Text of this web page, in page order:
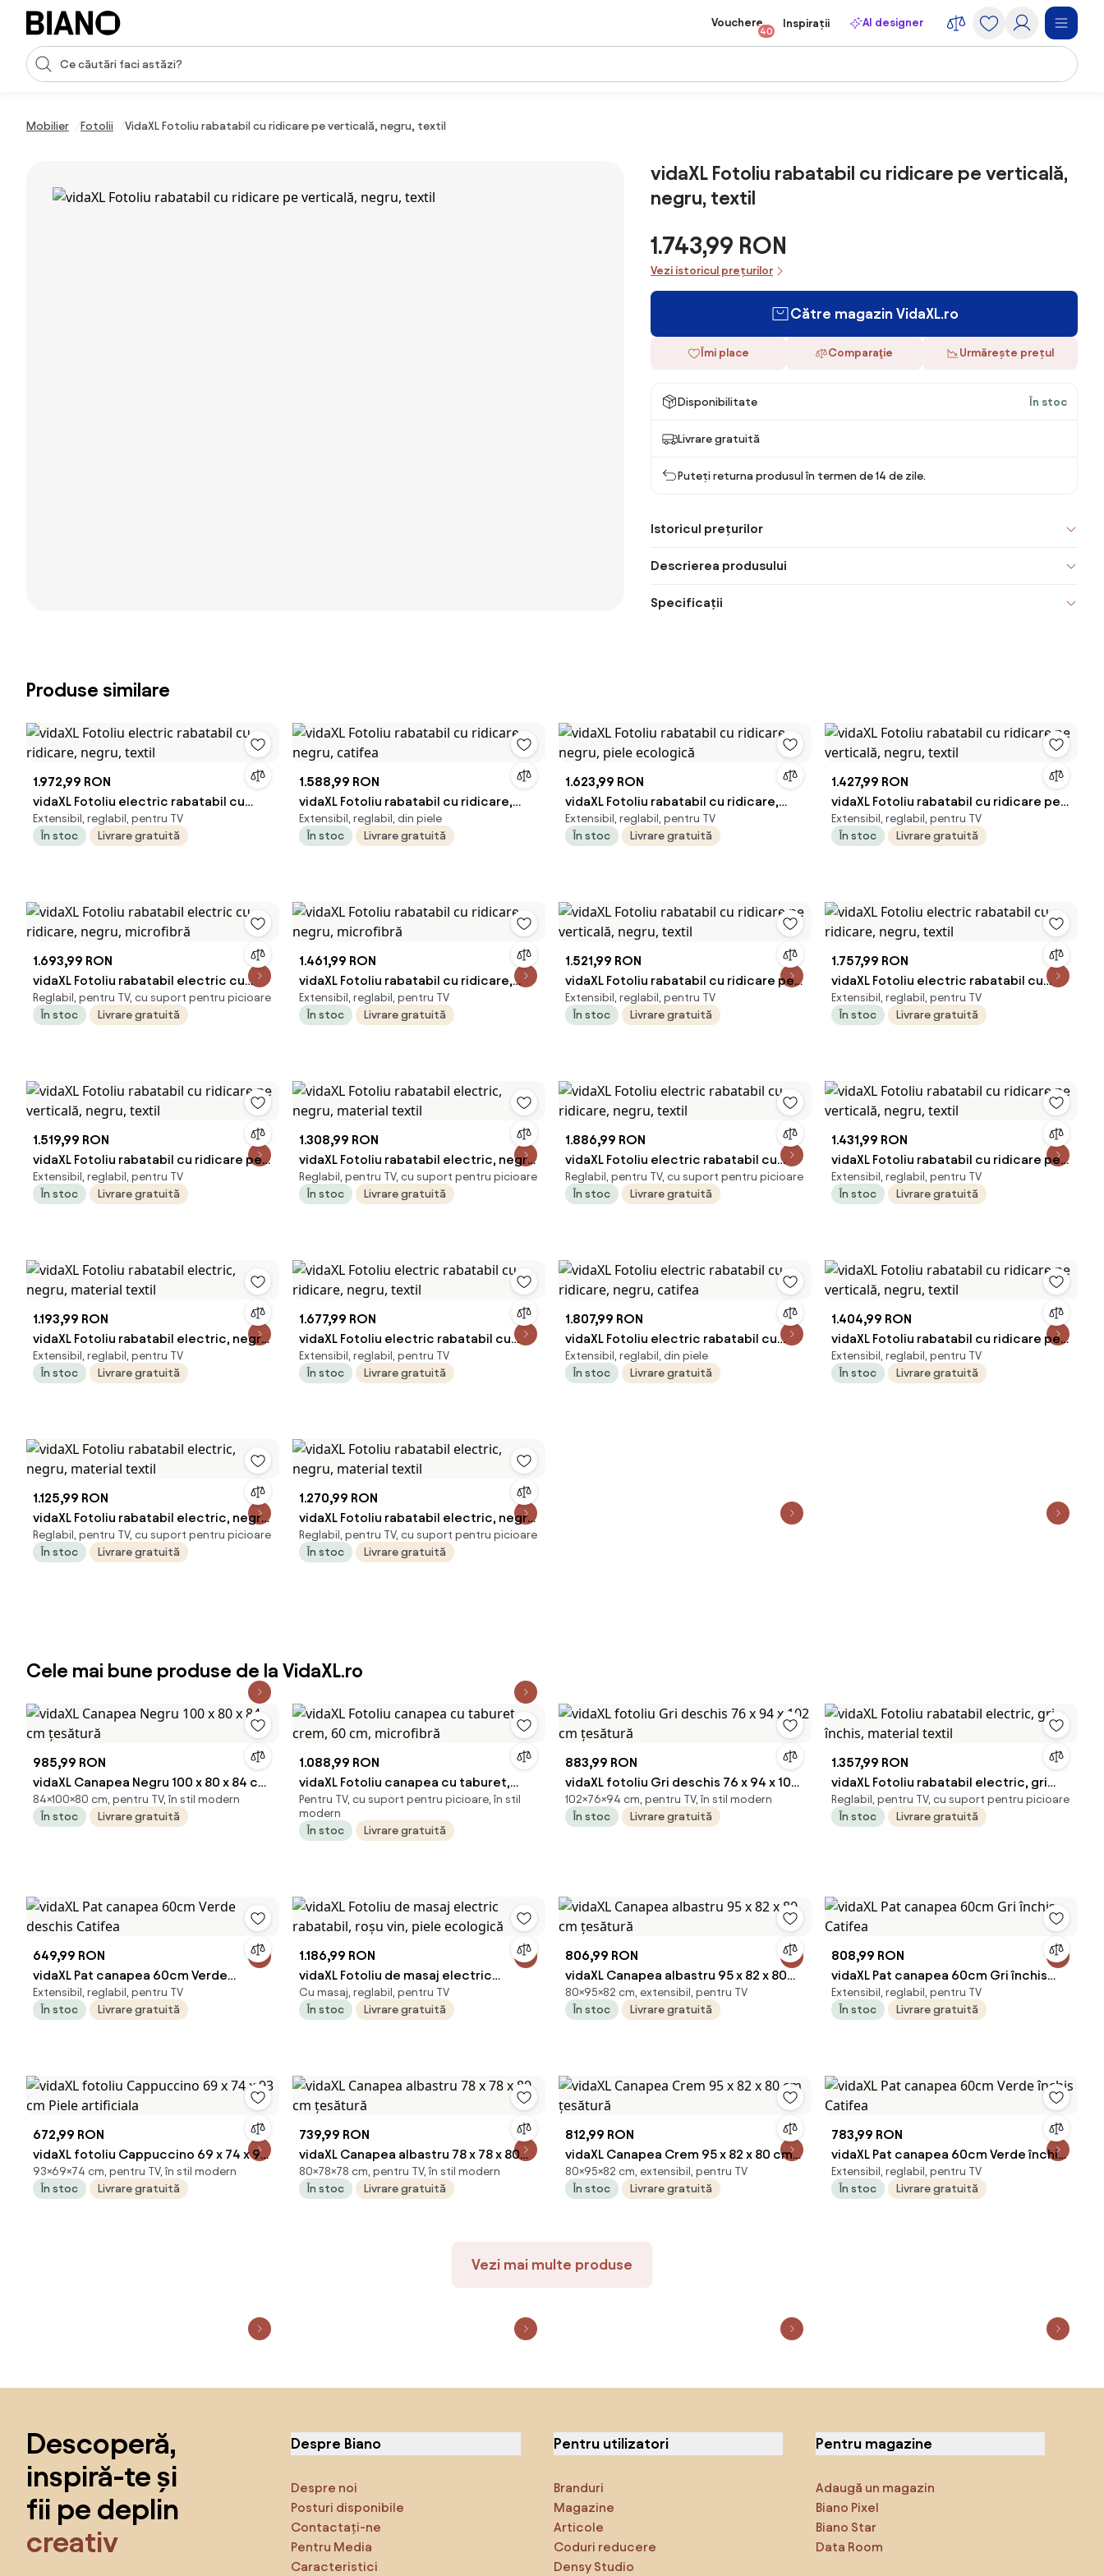
Sari peste navigare, accesează conținutul
Introducerea căutării
Vouchere
40
Inspirații AI designer
Mobilier Fotolii VidaXL Fotoliu rabatabil cu ridicare pe verticală, negru, textil
vidaXL Fotoliu rabatabil cu ridicare pe verticală,
negru, textil
1.743,99 RON
Vezi istoricul prețurilor
Către magazin VidaXL.ro
Îmi place Comparaţie Urmărește prețul
Disponibilitate În stoc
Livrare gratuită
Puteți returna produsul în termen de 14 de zile.
Istoricul prețurilor
Descrierea produsului
Specificații
Produse similare
1.972,99 RON
vidaXL Fotoliu electric rabatabil cu
ridicare, negru, textil
Extensibil, reglabil, pentru TV
În stoc
Livrare gratuită
1.588,99 RON
vidaXL Fotoliu rabatabil cu ridicare,
negru, catifea
Extensibil, reglabil, din piele
În stoc
Livrare gratuită
1.623,99 RON
vidaXL Fotoliu rabatabil cu ridicare,
negru, piele ecologică
Extensibil, reglabil, pentru TV
În stoc
Livrare gratuită
1.427,99 RON
vidaXL Fotoliu rabatabil cu ridicare pe
verticală, negru, textil
Extensibil, reglabil, pentru TV
În stoc
Livrare gratuită
1.693,99 RON
vidaXL Fotoliu rabatabil electric cu
ridicare, negru, microfibră
Reglabil, pentru TV, cu suport pentru picioare
În stoc
Livrare gratuită
1.461,99 RON
vidaXL Fotoliu rabatabil cu ridicare,
negru, microfibră
Extensibil, reglabil, pentru TV
În stoc
Livrare gratuită
1.521,99 RON
vidaXL Fotoliu rabatabil cu ridicare pe
verticală, negru, textil
Extensibil, reglabil, pentru TV
În stoc
Livrare gratuită
1.757,99 RON
vidaXL Fotoliu electric rabatabil cu
ridicare, negru, textil
Extensibil, reglabil, pentru TV
În stoc
Livrare gratuită
1.519,99 RON
vidaXL Fotoliu rabatabil cu ridicare pe
verticală, negru, textil
Extensibil, reglabil, pentru TV
În stoc
Livrare gratuită
1.308,99 RON
vidaXL Fotoliu rabatabil electric, negru,
material textil
Reglabil, pentru TV, cu suport pentru picioare
În stoc
Livrare gratuită
1.886,99 RON
vidaXL Fotoliu electric rabatabil cu
ridicare, negru, textil
Reglabil, pentru TV, cu suport pentru picioare
În stoc
Livrare gratuită
1.431,99 RON
vidaXL Fotoliu rabatabil cu ridicare pe
verticală, negru, textil
Extensibil, reglabil, pentru TV
În stoc
Livrare gratuită
1.193,99 RON
vidaXL Fotoliu rabatabil electric, negru,
material textil
Extensibil, reglabil, pentru TV
În stoc
Livrare gratuită
1.677,99 RON
vidaXL Fotoliu electric rabatabil cu
ridicare, negru, textil
Extensibil, reglabil, pentru TV
În stoc
Livrare gratuită
1.807,99 RON
vidaXL Fotoliu electric rabatabil cu
ridicare, negru, catifea
Extensibil, reglabil, din piele
În stoc
Livrare gratuită
1.404,99 RON
vidaXL Fotoliu rabatabil cu ridicare pe
verticală, negru, textil
Extensibil, reglabil, pentru TV
În stoc
Livrare gratuită
1.125,99 RON
vidaXL Fotoliu rabatabil electric, negru,
material textil
Reglabil, pentru TV, cu suport pentru picioare
În stoc
Livrare gratuită
1.270,99 RON
vidaXL Fotoliu rabatabil electric, negru,
material textil
Reglabil, pentru TV, cu suport pentru picioare
În stoc
Livrare gratuită
Cele mai bune produse de la VidaXL.ro
985,99 RON
vidaXL Canapea Negru 100 x 80 x 84 cm
țesătură
84×100×80 cm, pentru TV, în stil modern
În stoc
Livrare gratuită
1.088,99 RON
vidaXL Fotoliu canapea cu taburet,
crem, 60 cm, microfibră
Pentru TV, cu suport pentru picioare, în stil
modern
În stoc
Livrare gratuită
883,99 RON
vidaXL fotoliu Gri deschis 76 x 94 x 102
cm țesătură
102×76×94 cm, pentru TV, în stil modern
În stoc
Livrare gratuită
1.357,99 RON
vidaXL Fotoliu rabatabil electric, gri
închis, material textil
Reglabil, pentru TV, cu suport pentru picioare
În stoc
Livrare gratuită
649,99 RON
vidaXL Pat canapea 60cm Verde
deschis Catifea
Extensibil, reglabil, pentru TV
În stoc
Livrare gratuită
1.186,99 RON
vidaXL Fotoliu de masaj electric
rabatabil, roșu vin, piele ecologică
Cu masaj, reglabil, pentru TV
În stoc
Livrare gratuită
806,99 RON
vidaXL Canapea albastru 95 x 82 x 80
cm țesătură
80×95×82 cm, extensibil, pentru TV
În stoc
Livrare gratuită
808,99 RON
vidaXL Pat canapea 60cm Gri închis
Catifea
Extensibil, reglabil, pentru TV
În stoc
Livrare gratuită
672,99 RON
vidaXL fotoliu Cappuccino 69 x 74 x 93
cm Piele artificiala
93×69×74 cm, pentru TV, în stil modern
În stoc
Livrare gratuită
739,99 RON
vidaXL Canapea albastru 78 x 78 x 80
cm țesătură
80×78×78 cm, pentru TV, în stil modern
În stoc
Livrare gratuită
812,99 RON
vidaXL Canapea Crem 95 x 82 x 80 cm
țesătură
80×95×82 cm, extensibil, pentru TV
În stoc
Livrare gratuită
783,99 RON
vidaXL Pat canapea 60cm Verde închis
Catifea
Extensibil, reglabil, pentru TV
În stoc
Livrare gratuită
Vezi mai multe produse
Descoperă,
inspiră-te și
fii pe deplin
creativ
Despre Biano
Despre noi
Posturi disponibile
Contactați-ne
Pentru Media
Caracteristici
Pentru utilizatori
Branduri
Magazine
Articole
Coduri reducere
Densy Studio
Pentru magazine
Adaugă un magazin
Biano Pixel
Biano Star
Data Room